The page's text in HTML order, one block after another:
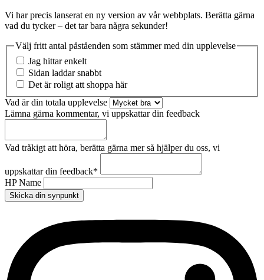
Vi har precis lanserat en ny version av vår webbplats. Berätta gärna
vad du tycker – det tar bara några sekunder!
Välj fritt antal påståenden som stämmer med din upplevelse
Jag hittar enkelt
Sidan laddar snabbt
Det är roligt att shoppa här
Vad är din totala upplevelse
Lämna gärna kommentar, vi uppskattar din feedback
Vad tråkigt att höra, berätta gärna mer så hjälper du oss, vi
uppskattar din feedback*
HP Name
Skicka din synpunkt